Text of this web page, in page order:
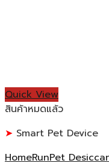
Quick View
สินค้าหมดแล้ว
Smart Pet Device
HomeRunPet